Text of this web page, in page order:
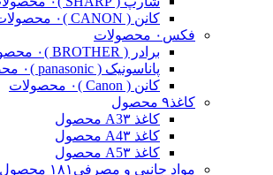
کانن ( CANON )
۰ محصولات
فکس ۰ محصولات
برادر ( BROTHER )
۰ محصولات
پاناسونیک ( panasonic )
۰ محصولات
کانن ( Canon )
۰ محصولات
کاغذ۹ محصول
کاغذ A3 ۳ محصول
کاغذ A4 ۳ محصول
کاغذ A5 ۳ محصول
مواد جانبی و مصرفی ۱۸۱ محصول